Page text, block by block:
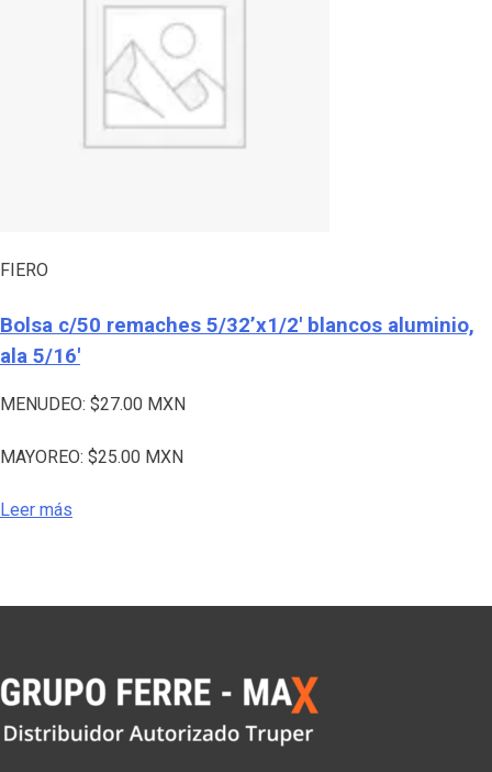
FIERO
Bolsa c/50 remaches 5/32’x1/2′ blancos aluminio,
ala 5/16′
MENUDEO: $27.00 MXN
MAYOREO: $25.00 MXN
Leer más